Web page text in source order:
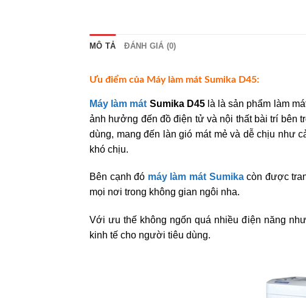
MÔ TẢ ĐÁNH GIÁ (0)
Ưu điểm của Máy làm mát Sumika D45:
Máy làm mát Sumika D45là là sản phẩm làm
ảnh hưởng đến đồ điện tử và nội thất bài trí bên
dùng, mang đến làn gió mát mẻ và dễ chịu như
khó chịu.
Bên cạnh đó máy làm mát Sumikacòn được
mọi nơi trong không gian ngôi nha.
Với ưu thế không ngốn quá nhiều điện năng
kinh tế cho người tiêu dùng.